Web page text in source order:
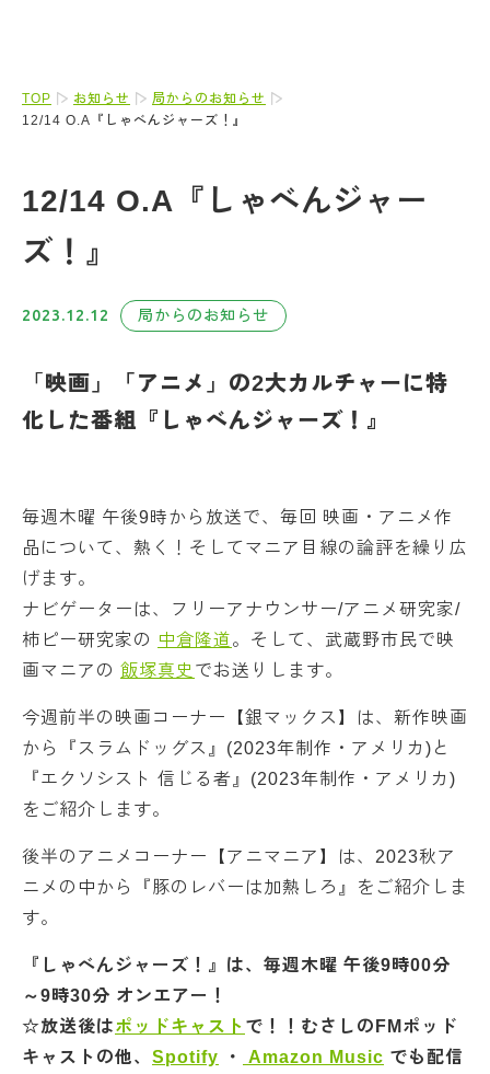
TOP お知らせ
局からのお知らせ
12/14 O.A『しゃべんジャーズ！』
12/14 O.A『しゃべんジャー
ズ！』
2023.12.12 局からのお知らせ
「 映画」「アニメ」の2大カルチャーに特
化した番組『しゃべんジャーズ！』
毎週木曜 午後9時から放送で、毎回 映画・アニメ作
品について、熱く！そしてマニア目線の論評を繰り広
げます。
ナビゲーターは、フリーアナウンサー/アニメ研究家/
柿ピー研究家の 中倉隆道。そして、武蔵野市民で映
画マニアの 飯塚真史 でお送りします。
今週前半の映画コーナー【銀マックス】は、新作映画
から『スラムドッグス』(2023年制作・アメリカ)と
『エクソシスト 信じる者』(2023年制作・アメリカ)
をご紹介します。
後半のアニメコーナー【アニマニア】は、2023秋ア
ニメの中から『豚のレバーは加熱しろ』をご紹介しま
す。
『しゃべんジャーズ！』は、毎週木曜 午後9時00分
～9時30分 オンエアー！
☆放送後はポッドキャスト で！！むさしのFMポッド
キャストの他、 Spotify ・ Amazon Music でも配信